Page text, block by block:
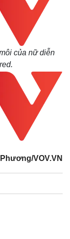
của nữ diễn
Phương/VOV.VN